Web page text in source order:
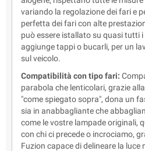
variando la regolazione dei fari e
perfetta dei fari con alte
può essere istallato su quasi tutti
aggiunge tappi o bucarli, per un
sul veicolo.
Compatibilità con tipo fari:
parabola che lenticolari, grazie
"come spiegato sopra", dona un
sia in anabbagliante che
come le vostre lampade originali,
con chi ci precede o incrociamo,
Fuzion capace di delineare la luce